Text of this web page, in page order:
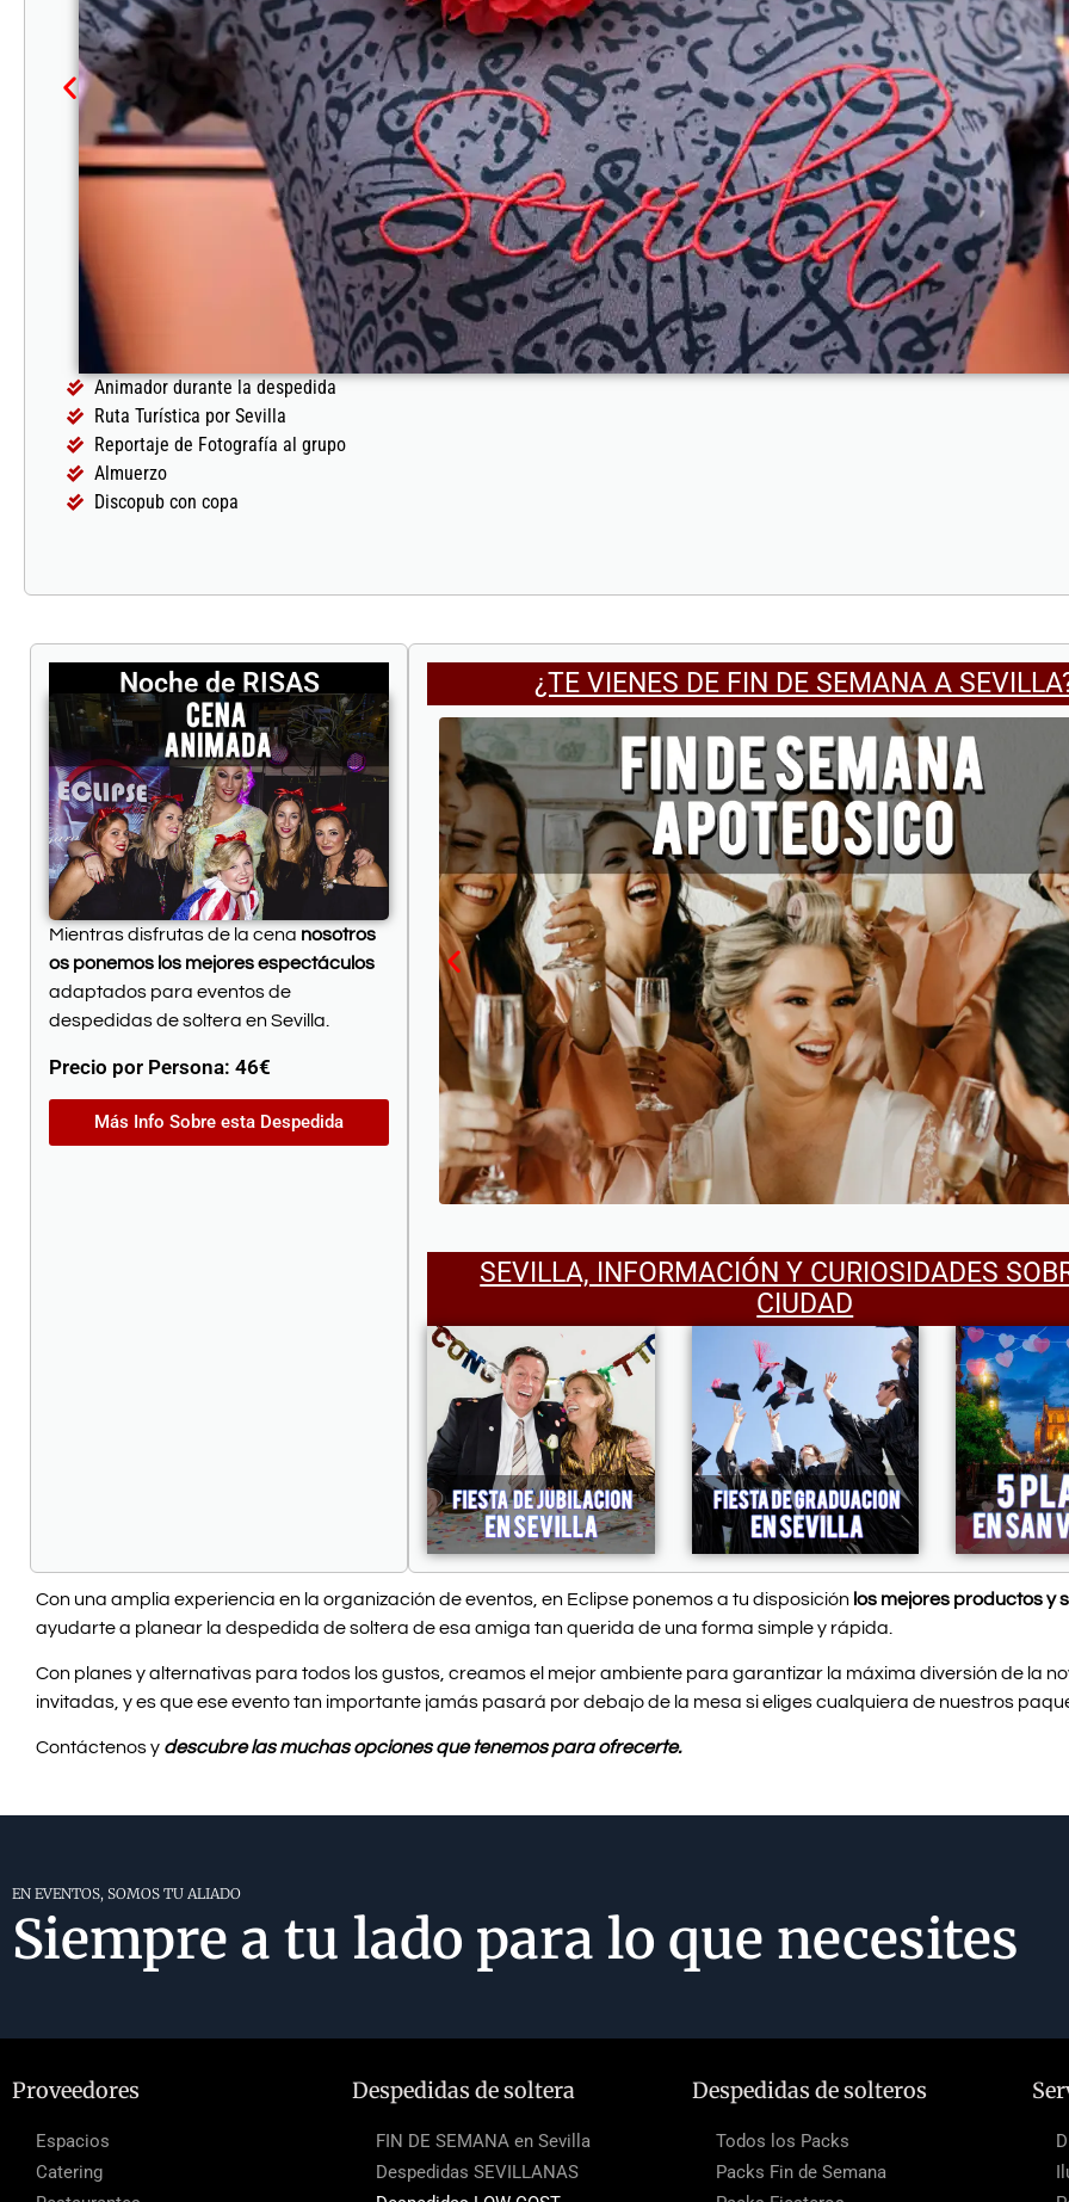
Animador durante la despedida
Ruta Turística por Sevilla
Reportaje de Fotografía al grupo
Almuerzo
Discopub con copa
Noche de RISAS
Mientras disfrutas de la cena nosotros
os ponemos los mejores espectáculos
adaptados para eventos de
despedidas de soltera en Sevilla.
Precio por Persona: 46€
Más Info Sobre esta Despedida
¿TE VIENES DE FIN DE SEMANA A
SEVILLA, INFORMACIÓN Y CURIOSIDADES
CIUDAD
Con una amplia experiencia en la organización de eventos, en Eclipse ponemos a tu disposición los mejores productos y
ayudarte a planear la despedida de soltera de esa amiga tan querida de una forma simple y rápida.
Con planes y alternativas para todos los gustos, creamos el mejor ambiente para garantizar la máxima diversión de la
invitadas, y es que ese evento tan importante jamás pasará por debajo de la mesa si eliges cualquiera de nuestros
Contáctenos y descubre las muchas opciones que tenemos para ofrecerte.
EN EVENTOS, SOMOS TU ALIADO
Siempre a tu lado para lo que necesites
Proveedores
Espacios
Catering
Despedidas de soltera
FIN DE SEMANA en Sevilla
Despedidas SEVILLANAS
Despedidas de solteros
Todos los Packs
Packs Fin de Semana